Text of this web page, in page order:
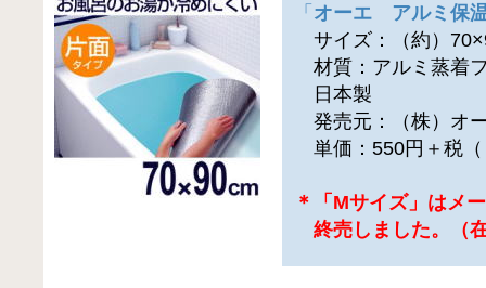
「 オーエ アルミ保
サイズ：（約）
材質：アルミ蒸着
日本製
発売元：（株）オ
単価：550円＋税（
＊「Mサイズ」はメ
終売しました。（